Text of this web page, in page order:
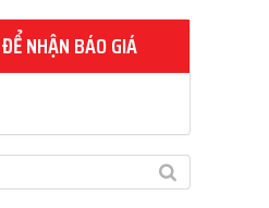
NHẬN BÁO GIÁ